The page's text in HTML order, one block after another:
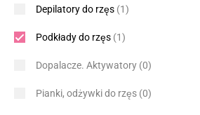
Depilatory do rzęs (1)
Podkłady do rzęs (1)
Dopalacze. Aktywatory (0)
Pianki, odżywki do rzęs (0)